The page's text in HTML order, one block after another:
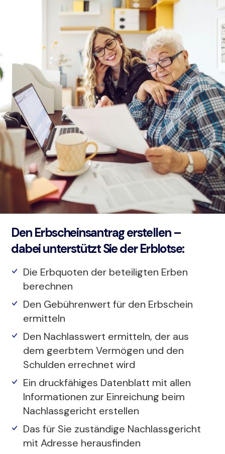
Den Erbscheinsantrag erstellen –
dabei unterstützt Sie der Erblotse:
Die Erbquoten der beteiligten Erben
berechnen
Den Gebührenwert für den Erbschein
ermitteln
Den Nachlasswert ermitteln, der aus
dem geerbtem Vermögen und den
Schulden errechnet wird
Ein druckfähiges Datenblatt mit allen
Informationen zur Einreichung beim
Nachlassgericht erstellen
Das für Sie zuständige Nachlassgericht
mit Adresse herausfinden